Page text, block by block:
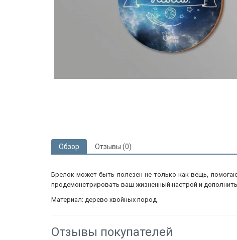
Обзор Отзывы (0)
Брелок может быть полезен не только как вещь,
продемонстрировать ваш жизненный настрой и
Материал: дерево хвойных пород
Отзывы покупателей